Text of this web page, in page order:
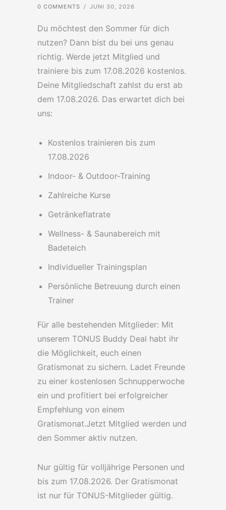
0 COMMENTS / JUNI 30, 2026
Du möchtest den Sommer für dich
nutzen? Dann bist du bei uns genau
richtig. Werde jetzt Mitglied und
trainiere bis zum 17.08.2026 kostenlos.
Deine Mitgliedschaft zahlst du erst ab
dem 17.08.2026. Das erwartet dich bei
uns:
Kostenlos trainieren bis zum
17.08.2026
Indoor- & Outdoor-Training
Zahlreiche Kurse
Getränkeflatrate
Wellness- & Saunabereich mit
Badeteich
Individueller Trainingsplan
Persönliche Betreuung durch einen
Trainer
Für alle bestehenden Mitglieder: Mit
unserem TONUS Buddy Deal habt ihr
die Möglichkeit, euch einen
Gratismonat zu sichern. Ladet Freunde
zu einer kostenlosen Schnupperwoche
ein und profitiert bei erfolgreicher
Empfehlung von einem
Gratismonat.Jetzt Mitglied werden und
den Sommer aktiv nutzen.
Nur gültig für volljährige Personen und
bis zum 17.08.2026. Der Gratismonat
ist nur für TONUS-Mitglieder gültig.